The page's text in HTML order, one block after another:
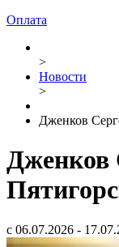
Оплата
>
Новости
>
Дженков
с 06.07.2026 -